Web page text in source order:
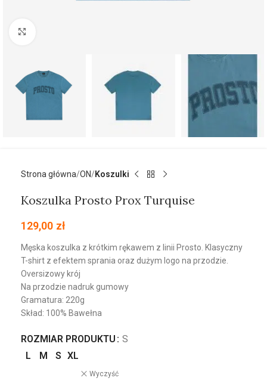
Strona główna ON Koszulki
Koszulka Prosto Prox Turquise
129,00 zł
Męska koszulka z krótkim rękawem z linii Prosto. Klasyczny
T-shirt z efektem sprania oraz dużym logo na przodzie.
Oversizowy krój
Na przodzie nadruk gumowy
Gramatura: 220g
Skład: 100% Bawełna
ROZMIAR PRODUKTU
S
L
M S XL
Wyczyść